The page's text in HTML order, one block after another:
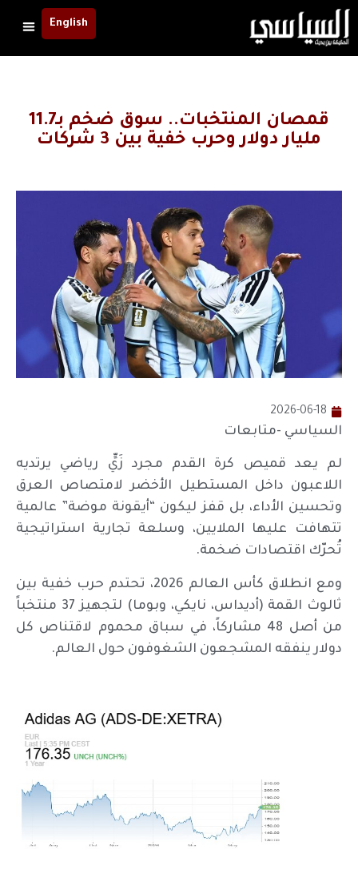
English
قمصان المنتخبات.. سوق ضخم بـ11.7
مليار دولار وحرب خفية بين 3 شركات
2026-06-18
السياسي -متابعات
لم يعد قميص كرة القدم مجرد زَيٍّ رياضي يرتديه
اللاعبون داخل المستطيل الأخضر لامتصاص العرق
وتحسين الأداء، بل قفز ليكون “أيقونة موضة” عالمية
تتهافت عليها الملايين، وسلعة تجارية استراتيجية
تُحرّك اقتصادات ضخمة.
ومع انطلاق كأس العالم 2026، تحتدم حرب خفية بين
ثالوث القمة (أديداس، نايكي، وبوما) لتجهيز 37 منتخباً
من أصل 48 مشاركاً، في سباق محموم لاقتناص كل
دولار ينفقه المشجعون الشغوفون حول العالم.